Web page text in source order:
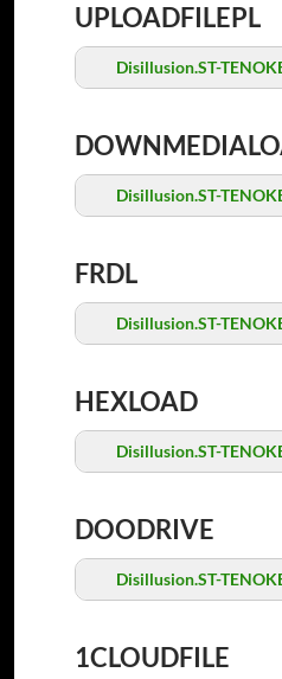
UPLOADFILEPL
Disillusion.ST-
Disillusion.ST-
FRDL
Disillusion.ST-
HEXLOAD
Disillusion.ST-
DOODRIVE
Disillusion.ST-
1CLOUDFILE